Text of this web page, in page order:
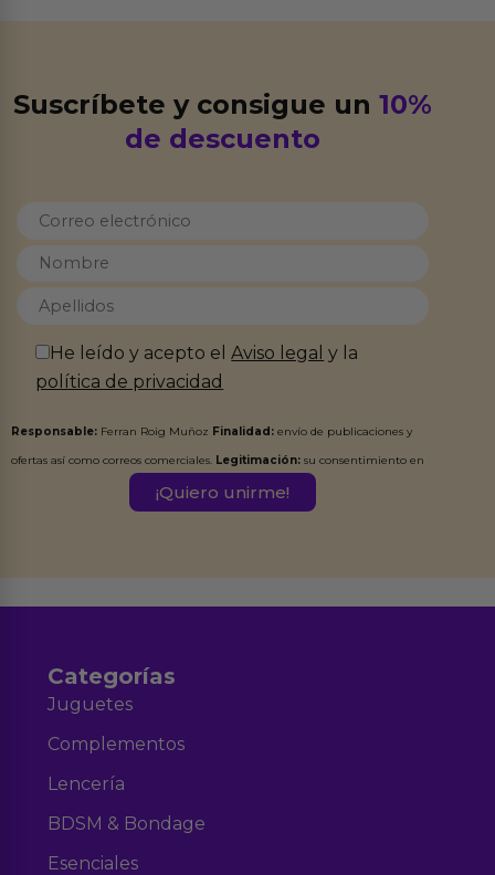
Suscríbete y consigue un10%
de descuento
He leído y acepto elAviso legal y la
política de privacidad
Responsable: Ferran Roig Muñoz Finalidad: envío de publicaciones y
ofertas así como correos comerciales. Legitimación: su consentimiento en
Destinatarios:Ferran Roig Muñoz. Podrás ejercer tus
Categorías
Juguetes
Complementos
Lencería
BDSM & Bondage
Esenciales